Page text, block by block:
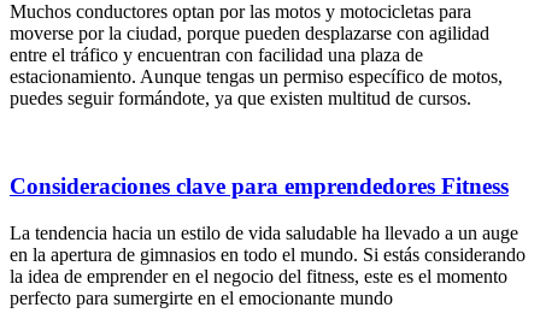
Muchos conductores optan por las motos y motocicletas para
moverse por la ciudad, porque pueden desplazarse con agilidad
entre el tráfico y encuentran con facilidad una plaza de
estacionamiento. Aunque tengas un permiso específico de motos,
puedes seguir formándote, ya que existen multitud de cursos.
Consideraciones clave para emprendedores Fitness
La tendencia hacia un estilo de vida saludable ha llevado a un auge
en la apertura de gimnasios en todo el mundo. Si estás considerando
la idea de emprender en el negocio del fitness, este es el momento
perfecto para sumergirte en el emocionante mundo